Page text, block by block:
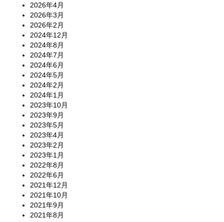
2026年4月
2026年3月
2026年2月
2024年12月
2024年8月
2024年7月
2024年6月
2024年5月
2024年2月
2024年1月
2023年10月
2023年9月
2023年5月
2023年4月
2023年2月
2023年1月
2022年8月
2022年6月
2021年12月
2021年10月
2021年9月
2021年8月